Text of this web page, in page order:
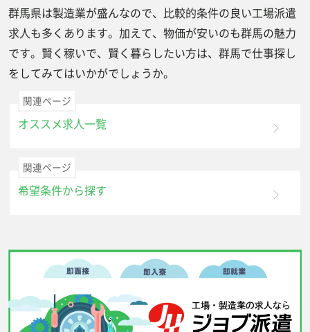
群馬県は製造業が盛んなので、比較的条件の良い工場派遣
求人も多くあります。加えて、物価が安いのも群馬の魅力
です。賢く稼いで、賢く暮らしたい方は、群馬で仕事探し
をしてみてはいかがでしょうか。
関連ページ
オススメ求人一覧
関連ページ
希望条件から探す